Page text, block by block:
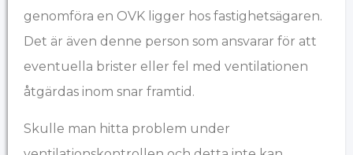
genomföra en OVK ligger hos fastighetsägaren.
Det är även denne person som ansvarar för att
eventuella brister eller fel med ventilationen
åtgärdas inom snar framtid.
Skulle man hitta problem under